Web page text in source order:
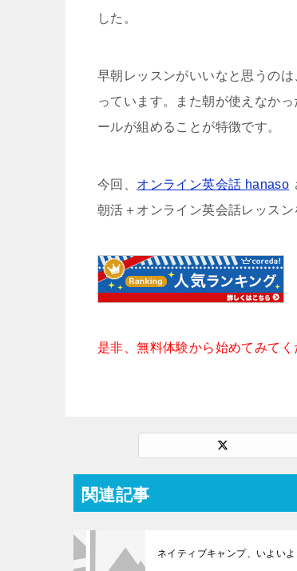
した。
早朝レッスンがいいなと思うのは
っています。また朝が使えなか
ールが組めることが特徴です。
今回、 オンライン英会話 hanaso
朝活＋オンライン英会話レッス
是非、無料体験から始めてみて
関連記事
ネイティブキャンプ、いよい